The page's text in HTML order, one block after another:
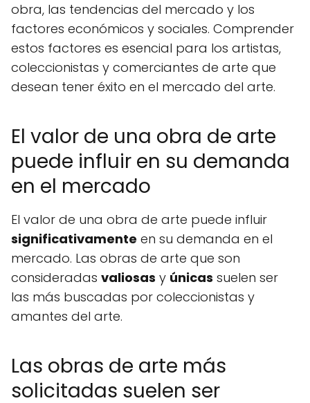
obra, las tendencias del mercado y los
factores económicos y sociales. Comprender
estos factores es esencial para los artistas,
coleccionistas y comerciantes de arte que
desean tener éxito en el mercado del arte.
El valor de una obra de arte
puede influir en su demanda
en el mercado
El valor de una obra de arte puede influir
significativamente en su demanda en el
mercado. Las obras de arte que son
consideradas valiosas y únicas suelen ser
las más buscadas por coleccionistas y
amantes del arte.
Las obras de arte más
solicitadas suelen ser